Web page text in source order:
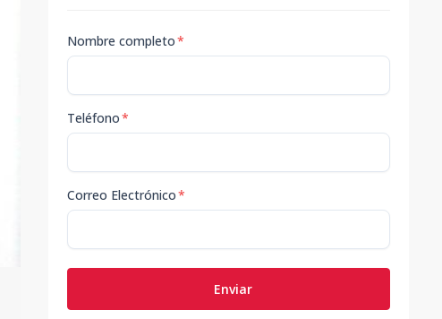
Nombre completo*
Teléfono*
Correo Electrónico*
Enviar